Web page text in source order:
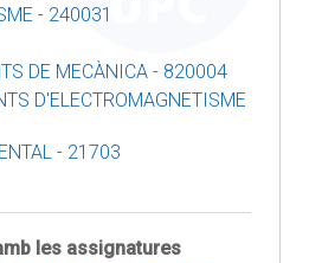
- 240031
DE MECÀNICA - 820004
D'ELECTROMAGNETISME
- 21703
les assignatures